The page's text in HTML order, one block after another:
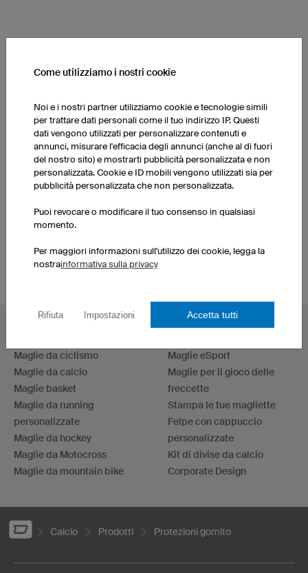
Pantaloncini da calcio
donna
Calzettoni
Maglie da calcio donna
Pantaloncini da calcio
uomo
Calzettoni
Crea le tue maglie da
Maglie da ciclismo
Maglie da calcio
Maglie basket
Maglie da running
personalizzate
Maglie da hockey
Maglie da Motocross
Maglie da mountain bike
Maglie eSport
Maglie per il gioco delle
freccette
Stampa le tue magliette
Felpe con cappuccio
personalizzate
Kit di divise da calcio
Corporate Design
Calcio Prodotti Protezioni gomito
Come utilizziamo i nostri cookie
Noi e i nostri partner utilizziamo cookie e tecnologie simili
per trattare dati personali come il tuo indirizzo IP. Questi
dati vengono utilizzati per personalizzare contenuti e
annunci, misurare l'efficacia degli annunci (anche al di fuori
del nostro sito) e mostrarti pubblicità personalizzata e non
personalizzata. Cookie e ID mobili vengono utilizzati sia per
pubblicità personalizzata che non personalizzata.
Puoi revocare o modificare il tuo consenso in qualsiasi
momento.
Per maggiori informazioni sull'utilizzo dei cookie, legga la
nostrainformativa sulla privacy
Rifiuta Impostazioni Accetta tutti